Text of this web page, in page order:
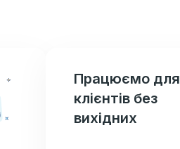
Працюємо для
клієнтів без
вихідних